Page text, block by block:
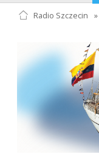
Radio Szczecin »